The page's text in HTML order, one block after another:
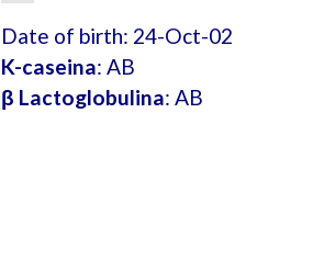
Date of birth: 24-Oct-02
K-caseina: AB
β Lactoglobulina: AB